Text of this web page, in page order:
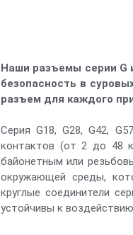
Наши разъемы серии
безопасность в
разъем для каждого
Серия G18, G28, G42,
контактов (от 2 до 48
байонетным или
окружающей среды,
круглые соединители
устойчивы к